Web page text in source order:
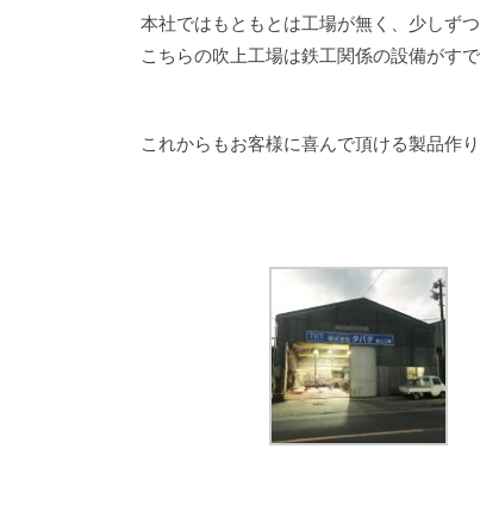
本社ではもともとは工場が無く、少しず
こちらの吹上工場は鉄工関係の設備がす
これからもお客様に喜んで頂ける製品作